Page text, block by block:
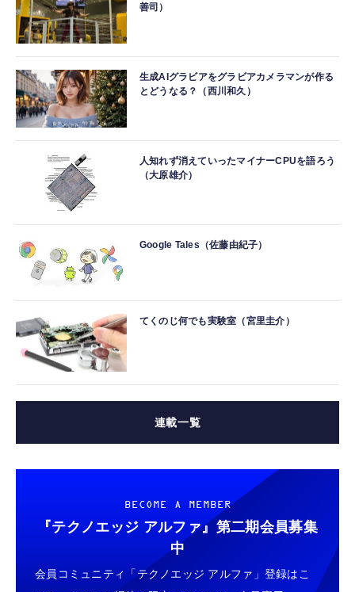
善司）
生成AIグラビアをグラビアカメラマンが作る
とどうなる？（西川和久）
人知れず消えていったマイナーCPUを語ろう
（大原雄介）
Google Tales（佐藤由紀子）
てくのじ何でも実験室（宮里圭介）
連載一覧
BECOME A MEMBER
『テクノエッジ アルファ』 第二期会員募集
中
会員コミュニティ「テクノエッジ アルファ」登録はこ